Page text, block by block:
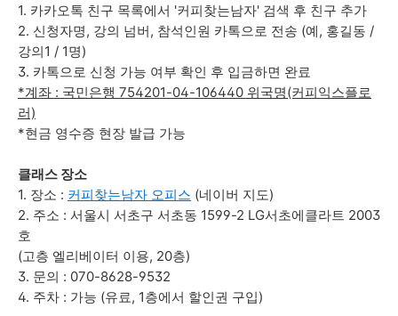
1. 카카오톡 친구 목록에서 '커피찾는남자' 검색 후 친구 추가
2. 신청자명, 강의 넘버, 참석인원 카톡으로 전송 (예, 홍길동 /
강의1 / 1명)
3. 카톡으로 신청 가능 여부 확인 후 입금하면 완료
*계좌 : 국민은행 754201-04-106440 위국명(커피익스플로
러)
*현금 영수증 현장 발급 가능
클래스 장소
1. 장소 : 커피찾는남자 오피스 (네이버 지도)
2. 주소 : 서울시 서초구 서초동 1599-2 LG서초에클라트 2003
호
(고층 엘리베이터 이용, 20층)
3. 문의 : 070-8628-9532
4. 주차 : 가능 (유료, 1층에서 할인권 구입)